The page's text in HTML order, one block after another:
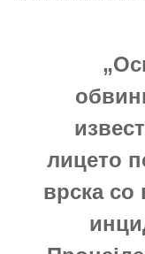
лицето
врска со